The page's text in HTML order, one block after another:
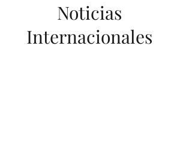
Noticias
Internacionales